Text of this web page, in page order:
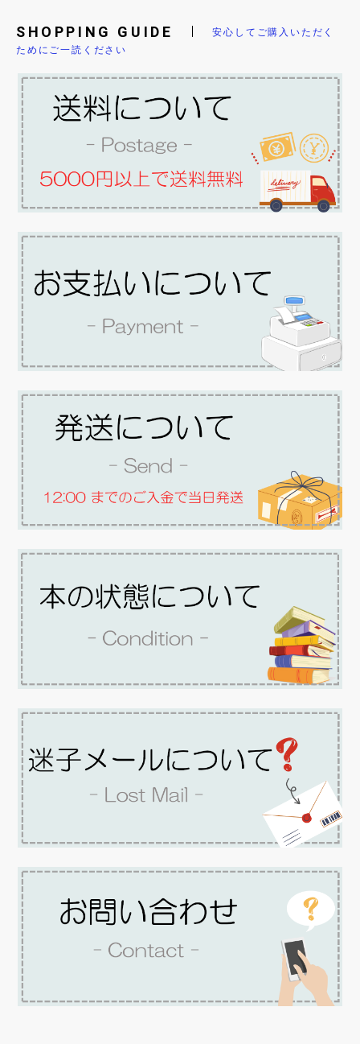
SHOPPING GUIDE
安心してご購入いただく
ためにご一読ください